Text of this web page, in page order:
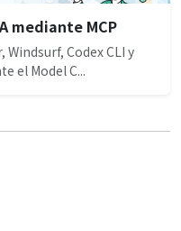
mediante MCP
Windsurf, Codex CLI y
el Model C...